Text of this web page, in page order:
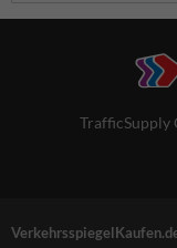
TrafficSupply